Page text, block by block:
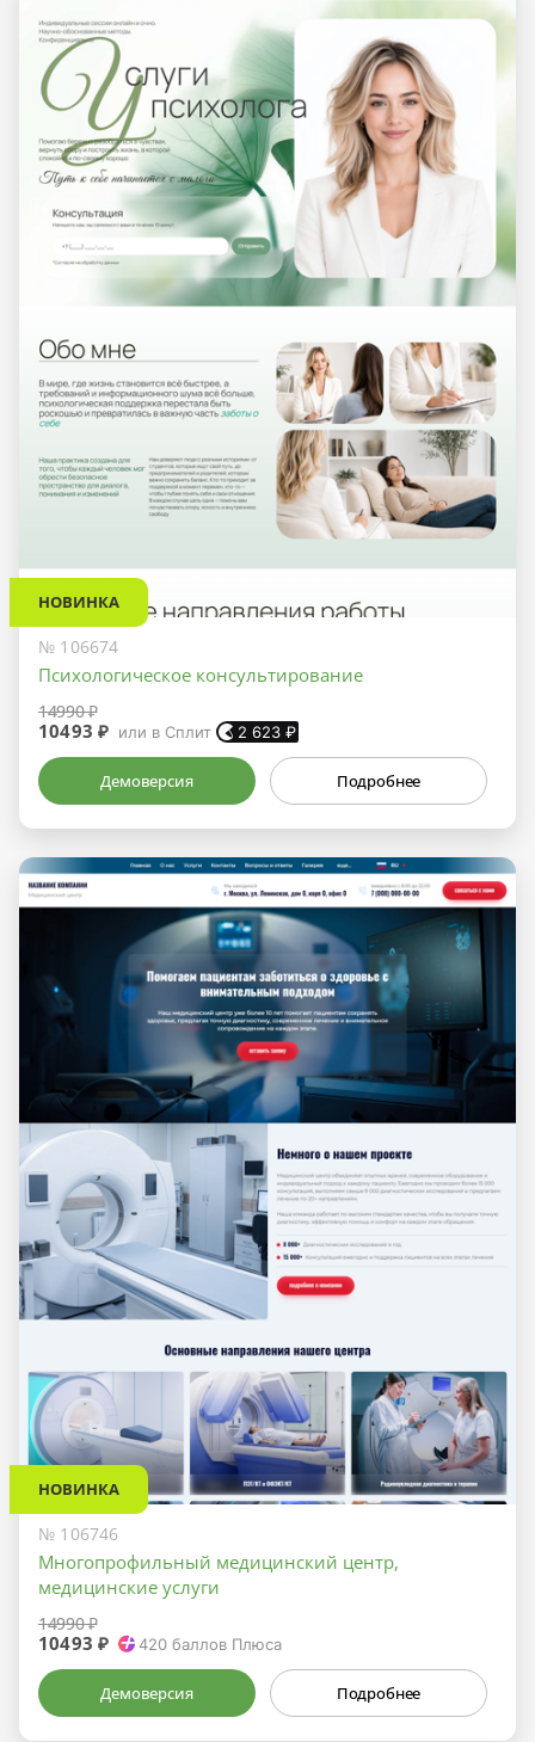
НОВИНКА
№ 106674
Психологическое консультирование
14990 ₽
10493 ₽ или в Сплит 2 623 ₽
Демоверсия Подробнее
НОВИНКА
№ 106746
Многопрофильный медицинский центр,
медицинские услуги
14990 ₽
10493 ₽ 420 баллов Плюса
Демоверсия Подробнее